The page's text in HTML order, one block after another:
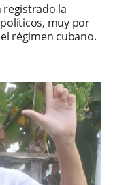
registrado la
muy por
régimen cubano.